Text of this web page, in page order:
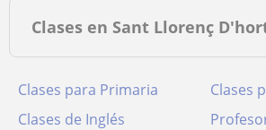
Clases en Sant Llorenç
Clases para Primaria
Clases
Clases de Inglés